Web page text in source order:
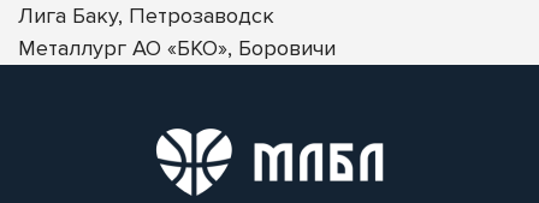
Лига Баку, Петрозаводск
Металлург АО «БКО», Боровичи